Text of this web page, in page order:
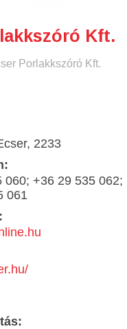
Kft.
Porlakkszóró Kft.
2233
060; +36 29 535 062;
061